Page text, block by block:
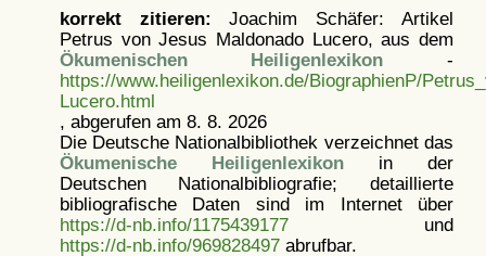
korrekt zitieren: Joachim Schäfer: Artikel
Petrus von Jesus Maldonado Lucero, aus dem
Ökumenischen Heiligenlexikon -
https://www.heiligenlexikon.de/BiographienP/
Lucero.html
, abgerufen am 8. 8. 2026
Die Deutsche Nationalbibliothek verzeichnet das
Ökumenische Heiligenlexikonin der
Deutschen Nationalbibliografie; detaillierte
bibliografische Daten sind im Internet über
https://d-nb.info/1175439177und
https://d-nb.info/969828497abrufbar.